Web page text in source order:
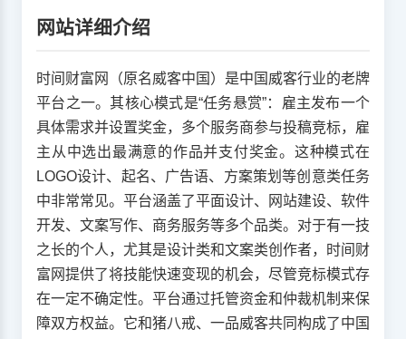
网站详细介绍
时间财富网（原名威客中国）是中国威客行业的老牌
平台之一。其核心模式是“任务悬赏”：雇主发布一个
具体需求并设置奖金，多个服务商参与投稿竞标，雇
主从中选出最满意的作品并支付奖金。这种模式在
LOGO设计、起名、广告语、方案策划等创意类任务
中非常常见。平台涵盖了平面设计、网站建设、软件
开发、文案写作、商务服务等多个品类。对于有一技
之长的个人，尤其是设计类和文案类创作者，时间财
富网提供了将技能快速变现的机会，尽管竞标模式存
在一定不确定性。平台通过托管资金和仲裁机制来保
障双方权益。它和猪八戒、一品威客共同构成了中国